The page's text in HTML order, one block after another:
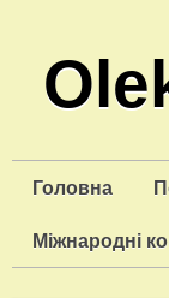
Головна
Міжнародні